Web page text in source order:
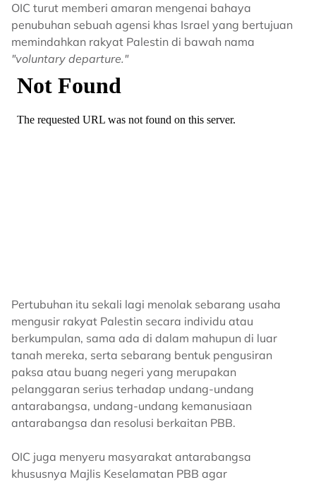
OIC turut memberi amaran mengenai bahaya
penubuhan sebuah agensi khas Israel yang bertujuan
memindahkan rakyat Palestin di bawah nama
"voluntary departure."
Pertubuhan itu sekali lagi menolak sebarang usaha
mengusir rakyat Palestin secara individu atau
berkumpulan, sama ada di dalam mahupun di luar
tanah mereka, serta sebarang bentuk pengusiran
paksa atau buang negeri yang merupakan
pelanggaran serius terhadap undang-undang
antarabangsa, undang-undang kemanusiaan
antarabangsa dan resolusi berkaitan PBB.
OIC juga menyeru masyarakat antarabangsa
khususnya Majlis Keselamatan PBB agar